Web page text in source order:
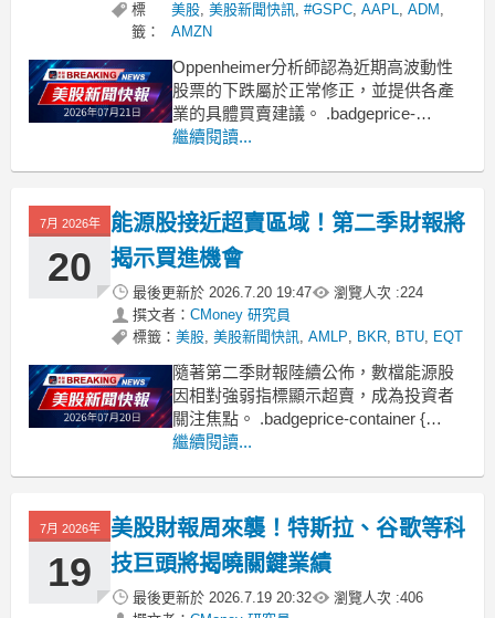
標
籤：
美股, 美股新聞快訊, #GSPC, AAPL, ADM ,
AMZN
Oppenheimer分析師認為近期高波動性
股票的下跌屬於正常修正，並提供各產
業的具體買賣建議。 .badgeprice-
container {
gap: 1rem !important;
繼續閱讀...
7月 2026年
20
能源股接近超賣區域！第二季財報將
揭示買進機會
最後更新於 2026.7.20 19:47 瀏覽人次 :224
撰文者： CMoney 研究員
標籤： 美股, 美股新聞快訊, AMLP, BKR, BTU, EQT
隨著第二季財報陸續公佈，數檔能源股
因相對強弱指標顯示超賣，成為投資者
關注焦點。 .badgeprice-container {
display: flex !important;
flex-wrap:
繼續閱讀...
7月 2026年
19
美股財報周來襲！特斯拉、谷歌等科
技巨頭將揭曉關鍵業績
最後更新於 2026.7.19 20:32 瀏覽人次 :406